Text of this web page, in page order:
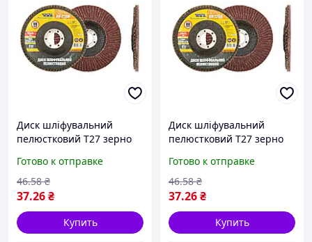
Диск шліфувальний
пелюстковий Т27 зерно
MASTERTOOL 08-2206
Готово к отправке
37.26₴
46.58 ₴
Купить
Диск шліфувальний
пелюстковий Т27 зерно
MASTERTOOL 08-2208
Готово к отправке
37.26₴
46.58 ₴
Купить